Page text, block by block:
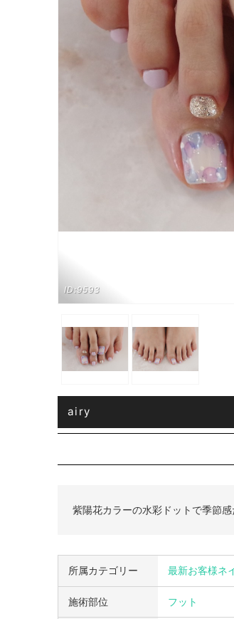
ID:9593
airy
紫陽花カラーの水彩ドットで季節
所属カテゴリー 最新お客様ネ
施術部位 フット